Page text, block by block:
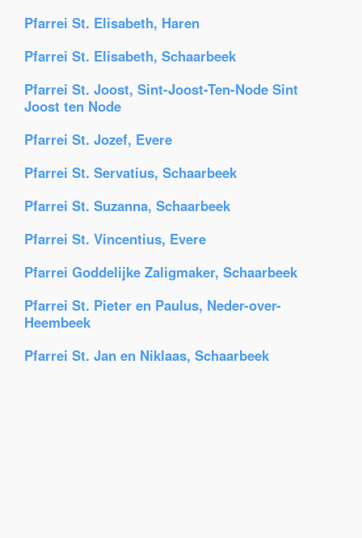
Pfarrei St. Elisabeth, Haren
Pfarrei St. Elisabeth, Schaarbeek
Pfarrei St. Joost, Sint-Joost-Ten-Node Sint
Joost ten Node
Pfarrei St. Jozef, Evere
Pfarrei St. Servatius, Schaarbeek
Pfarrei St. Suzanna, Schaarbeek
Pfarrei St. Vincentius, Evere
Pfarrei Goddelijke Zaligmaker, Schaarbeek
Pfarrei St. Pieter en Paulus, Neder-over-
Heembeek
Pfarrei St. Jan en Niklaas, Schaarbeek